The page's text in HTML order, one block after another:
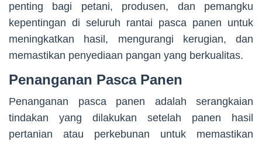
penting bagi petani, produsen, dan pemangku
kepentingan di seluruh rantai pasca panen untuk
meningkatkan hasil, mengurangi kerugian, dan
memastikan penyediaan pangan yang berkualitas.
Penanganan Pasca Panen
Penanganan pasca panen adalah serangkaian
tindakan yang dilakukan setelah panen hasil
pertanian atau perkebunan untuk memastikan